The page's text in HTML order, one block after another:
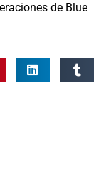
de Blue